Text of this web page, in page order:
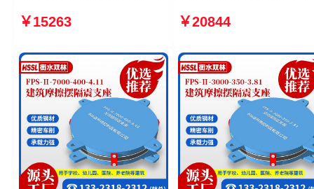
2000-300-3.48 建筑摩擦隔震
￥15263
式隔震支座源头工厂
￥20844